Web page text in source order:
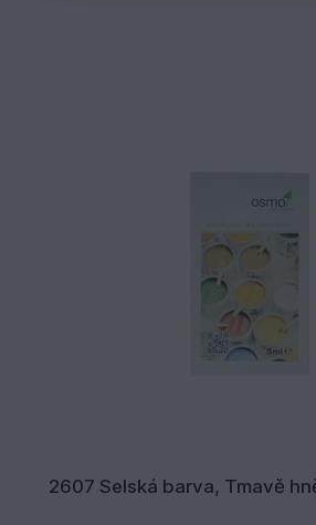
2607 Selská barva, Tmavě